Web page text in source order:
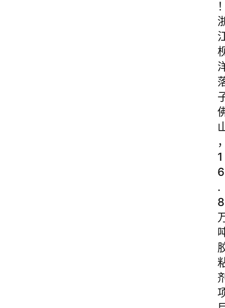
1
6
.
8